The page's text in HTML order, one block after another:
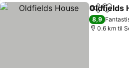
Del Legg
Oldfields
8,9
0.6 km til